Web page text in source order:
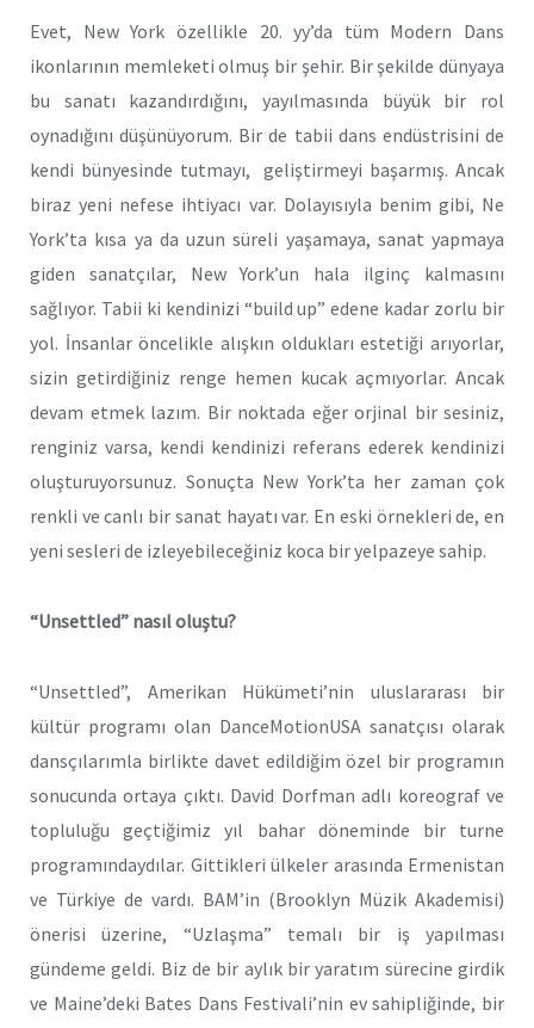
Evet, New York özellikle 20. yy’da tüm Modern Dans
ikonlarının memleketi olmuş bir şehir. Bir şekilde dünyaya
bu sanatı kazandırdığını, yayılmasında büyük bir rol
oynadığını düşünüyorum. Bir de tabii dans endüstrisini de
kendi bünyesinde tutmayı, geliştirmeyi başarmış. Ancak
biraz yeni nefese ihtiyacı var. Dolayısıyla benim gibi, Ne
York’ta kısa ya da uzun süreli yaşamaya, sanat yapmaya
giden sanatçılar, New York’un hala ilginç kalmasını
sağlıyor. Tabii ki kendinizi “build up” edene kadar zorlu bir
yol. İnsanlar öncelikle alışkın oldukları estetiği arıyorlar,
sizin getirdiğiniz renge hemen kucak açmıyorlar. Ancak
devam etmek lazım. Bir noktada eğer orjinal bir sesiniz,
renginiz varsa, kendi kendinizi referans ederek kendinizi
oluşturuyorsunuz. Sonuçta New York’ta her zaman çok
renkli ve canlı bir sanat hayatı var. En eski örnekleri de, en
yeni sesleri de izleyebileceğiniz koca bir yelpazeye sahip.
“Unsettled” nasıl oluştu?
“Unsettled”, Amerikan Hükümeti’nin uluslararası bir
kültür programı olan DanceMotionUSA sanatçısı olarak
dansçılarımla birlikte davet edildiğim özel bir programın
sonucunda ortaya çıktı. David Dorfman adlı koreograf ve
topluluğu geçtiğimiz yıl bahar döneminde bir turne
programındaydılar. Gittikleri ülkeler arasında Ermenistan
ve Türkiye de vardı. BAM’in (Brooklyn Müzik Akademisi)
önerisi üzerine, “Uzlaşma” temalı bir iş yapılması
gündeme geldi. Biz de bir aylık bir yaratım sürecine girdik
ve Maine’deki Bates Dans Festivali’nin ev sahipliğinde, bir